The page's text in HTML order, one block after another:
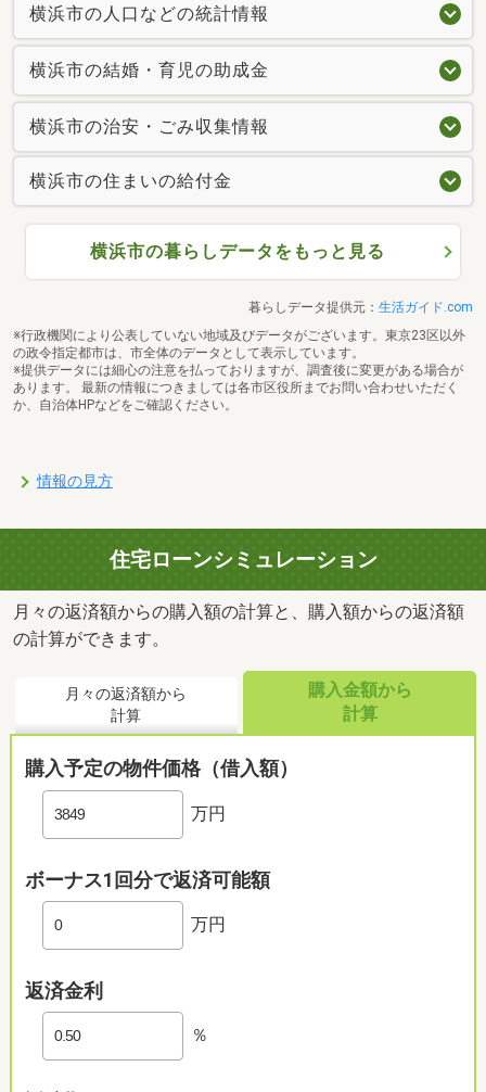
横浜市の人口などの統計情報
横浜市の結婚・育児の助成金
横浜市の治安・ごみ収集情報
横浜市の住まいの給付金
横浜市の暮らしデータをもっと見る
暮らしデータ提供元： 生活ガイド.com
※行政機関により公表していない地域及びデータがございます。東京23区以外
の政令指定都市は、市全体のデータとして表示しています。
※提供データには細心の注意を払っておりますが、調査後に変更がある場合が
あります。 最新の情報につきましては各市区役所までお問い合わせいただく
か、自治体HPなどをご確認ください。
情報の見方
住宅ローンシミュレーション
月々の返済額からの購入額の計算と、購入額からの返済額
の計算ができます。
月々の返済額から
計算
購入金額から
計算
購入予定の物件価格（借入額）
万円
ボーナス1回分で返済可能額
万円
返済金利
％